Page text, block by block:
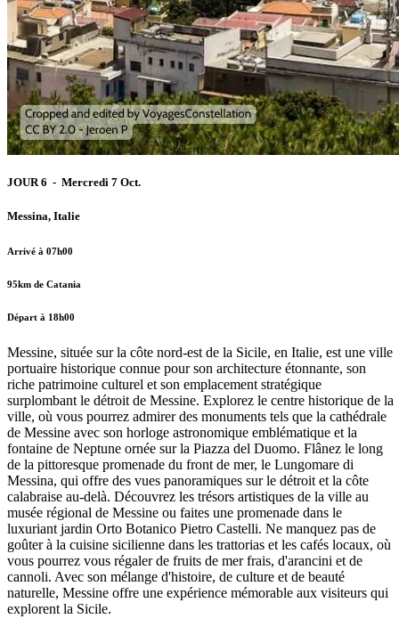
JOUR 6 - Mercredi 7 Oct.
Messina, Italie
Arrivé à 07h00
95km de Catania
Départ à 18h00
Messine, située sur la côte nord-est de la Sicile, en Italie, est une ville
portuaire historique connue pour son architecture étonnante, son
riche patrimoine culturel et son emplacement stratégique
surplombant le détroit de Messine. Explorez le centre historique de la
ville, où vous pourrez admirer des monuments tels que la cathédrale
de Messine avec son horloge astronomique emblématique et la
fontaine de Neptune ornée sur la Piazza del Duomo. Flânez le long
de la pittoresque promenade du front de mer, le Lungomare di
Messina, qui offre des vues panoramiques sur le détroit et la côte
calabraise au-delà. Découvrez les trésors artistiques de la ville au
musée régional de Messine ou faites une promenade dans le
luxuriant jardin Orto Botanico Pietro Castelli. Ne manquez pas de
goûter à la cuisine sicilienne dans les trattorias et les cafés locaux, où
vous pourrez vous régaler de fruits de mer frais, d'arancini et de
cannoli. Avec son mélange d'histoire, de culture et de beauté
naturelle, Messine offre une expérience mémorable aux visiteurs qui
explorent la Sicile.